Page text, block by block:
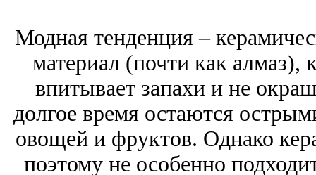
Модная тенденция –
материал (почти как алмаз),
впитывает запахи и не
долгое время остаются
овощей и фруктов. Однако
поэтому не особенно